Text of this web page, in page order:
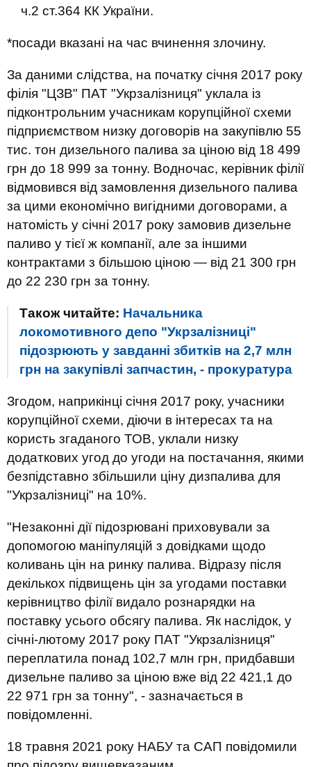
ч.2 ст.364 КК України.
*посади вказані на час вчинення злочину.
За даними слідства, на початку січня 2017 року
філія "ЦЗВ" ПАТ "Укрзалізниця" уклала із
підконтрольним учасникам корупційної схеми
підприємством низку договорів на закупівлю 55
тис. тон дизельного палива за ціною від 18 499
грн до 18 999 за тонну. Водночас, керівник філії
відмовився від замовлення дизельного палива
за цими економічно вигідними договорами, а
натомість у січні 2017 року замовив дизельне
паливо у тієї ж компанії, але за іншими
контрактами з більшою ціною — від 21 300 грн
до 22 230 грн за тонну.
Також читайте: Начальника
локомотивного депо "Укрзалізниці"
підозрюють у завданні збитків на 2,7 млн ​​
грн на закупівлі запчастин, - прокуратура
Згодом, наприкінці січня 2017 року, учасники
корупційної схеми, діючи в інтересах та на
користь згаданого ТОВ, уклали низку
додаткових угод до угоди на постачання, якими
безпідставно збільшили ціну дизпалива для
"Укрзалізниці" на 10%.
"Незаконні дії підозрювані приховували за
допомогою маніпуляцій з довідками щодо
коливань цін на ринку палива. Відразу після
декількох підвищень цін за угодами поставки
керівництво філії видало рознарядки на
поставку усього обсягу палива. Як наслідок, у
січні-лютому 2017 року ПАТ "Укрзалізниця"
переплатила понад 102,7 млн грн, придбавши
дизельне паливо за ціною вже від 22 421,1 до
22 971 грн за тонну", - зазначається в
повідомленні.
18 травня 2021 року НАБУ та САП повідомили